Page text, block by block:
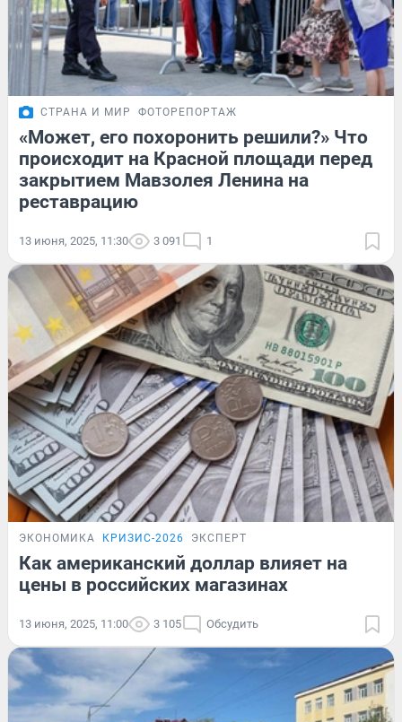
СТРАНА И МИР ФОТОРЕПОРТАЖ
«Может, его похоронить решили?» Что
происходит на Красной площади перед
закрытием Мавзолея Ленина на
реставрацию
13 июня, 2025, 11:30 3 091 1
ЭКОНОМИКА КРИЗИС-2026 ЭКСПЕРТ
Как американский доллар влияет на
цены в российских магазинах
13 июня, 2025, 11:00 3 105 Обсудить